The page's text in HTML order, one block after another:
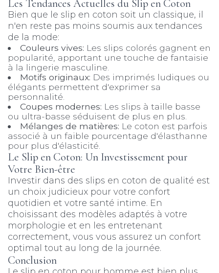
Les Tendances Actuelles du Slip en Coton
Bien que le slip en coton soit un classique, il
n'en reste pas moins soumis aux tendances
de la mode:
Couleurs vives: Les slips colorés gagnent en
popularité, apportant une touche de fantaisie
à la lingerie masculine.
Motifs originaux: Des imprimés ludiques ou
élégants permettent d'exprimer sa
personnalité.
Coupes modernes: Les slips à taille basse
ou ultra-basse séduisent de plus en plus.
Mélanges de matières: Le coton est parfois
associé à un faible pourcentage d'élasthanne
pour plus d'élasticité.
Le Slip en Coton: Un Investissement pour
Votre Bien-être
Investir dans des slips en coton de qualité est
un choix judicieux pour votre confort
quotidien et votre santé intime. En
choisissant des modèles adaptés à votre
morphologie et en les entretenant
correctement, vous vous assurez un confort
optimal tout au long de la journée.
Conclusion